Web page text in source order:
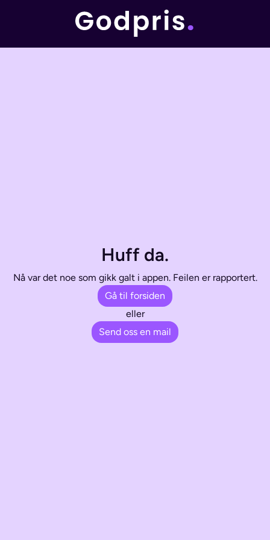
Huff da.
Nå var det noe som gikk galt i appen. Feilen er rapportert.
Gå til forsiden
eller
Send oss en mail